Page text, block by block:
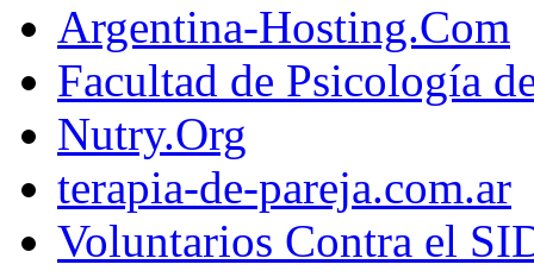
Argentina-Hosting.Com
Facultad de Psicología
Nutry.Org
terapia-de-pareja.com.ar
Voluntarios Contra el